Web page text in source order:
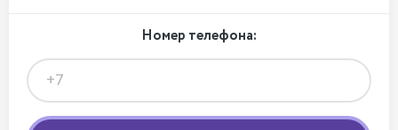
Номер телефона: